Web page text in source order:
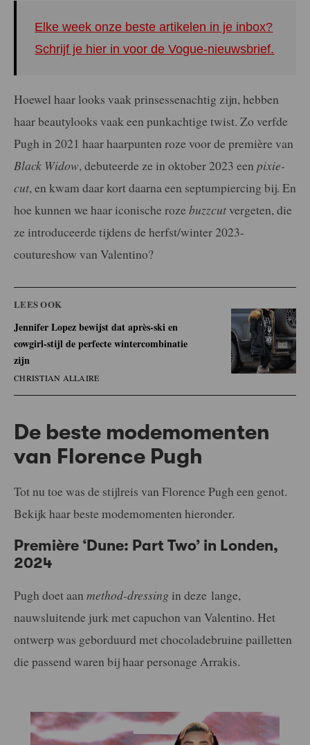
Elke week onze beste artikelen in je inbox?
Schrijf je hier in voor de Vogue-nieuwsbrief.
Hoewel haar looks vaak prinsessenachtig zijn, hebben
haar beautylooks vaak een punkachtige twist. Zo verfde
Pugh in 2021 haar haarpunten roze voor de première van
Black Widow, debuteerde ze in oktober 2023 een pixie-
cut, en kwam daar kort daarna een septumpiercing bij. En
hoe kunnen we haar iconische roze buzzcutvergeten, die
ze introduceerde tijdens de herfst/winter 2023-
coutureshow van Valentino?
LEES OOK
Jennifer Lopez bewijst dat après-ski en
cowgirl-stijl de perfecte wintercombinatie
zijn
CHRISTIAN ALLAIRE
De beste modemomenten
van Florence Pugh
Tot nu toe was de stijlreis van Florence Pugh een genot.
Bekijk haar beste modemomenten hieronder.
Première ‘Dune: Part Two’ in Londen,
2024
Pugh doet aan method-dressing in deze lange,
nauwsluitende jurk met capuchon van Valentino. Het
ontwerp was geborduurd met chocoladebruine pailletten
die passend waren bij haar personage Arrakis.